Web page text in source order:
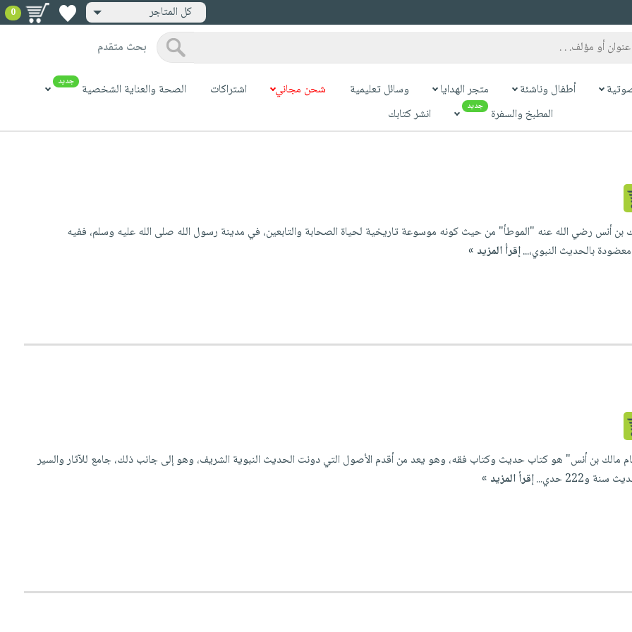
كل المتاجر 0
بحث متقدم
أطفال وناشئة متجر الهدايا وسائل تعليمية شحن مجاني اشتراكات الصحة والعناية الشخصية جديد
المطبخ والسفرة جديد
انشر كتابك
بن أنس رضي الله عنه "الموطأ" من حيث كونه موسوعة تاريخية لحياة الصحابة والتابعين، في مدينة رسول الله صلى الله عليه وسلم، ففيه
بالحديث النبوي،...إقرأ المزيد »
مالك بن أنس" هو كتاب حديث وكتاب فقه، وهو يعد من أقدم الأصول التي دونت الحديث النبوية الشريف، وهو إلى جانب ذلك، جامع للآثار والسير
و222 حدي...
إقرأ المزيد »